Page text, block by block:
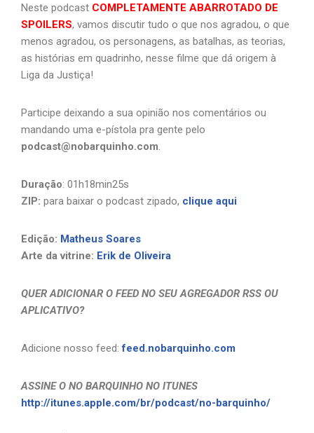
Neste podcast COMPLETAMENTE ABARROTADO DE
SPOILERS, vamos discutir tudo o que nos agradou, o que
menos agradou, os personagens, as batalhas, as teorias,
as histórias em quadrinho, nesse filme que dá origem à
Liga da Justiça!
Participe deixando a sua opinião nos comentários ou
mandando uma e-pístola pra gente pelo
podcast@nobarquinho.com.
Duração: 01h18min25s
ZIP: para baixar o podcast zipado, clique aqui
Edição: Matheus Soares
Arte da vitrine: Erik de Oliveira
QUER ADICIONAR O FEED NO SEU AGREGADOR RSS OU
APLICATIVO?
Adicione nosso feed:feed.nobarquinho.com
ASSINE O NO BARQUINHO NO ITUNES
http://itunes.apple.com/br/podcast/no-barquinho/